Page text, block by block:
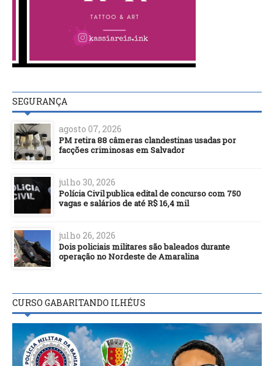
SEGURANÇA
agosto 07, 2026
PM retira 88 câmeras clandestinas usadas por
facções criminosas em Salvador
julho 30, 2026
Polícia Civil publica edital de concurso com 750
vagas e salários de até R$ 16,4 mil
julho 26, 2026
Dois policiais militares são baleados durante
operação no Nordeste de Amaralina
CURSO GABARITANDO ILHÉUS